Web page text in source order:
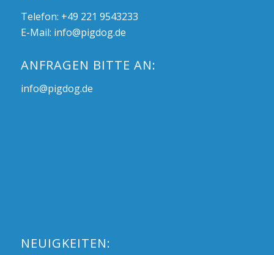
Telefon: +49 221 9543233
E-Mail: info@pigdog.de
ANFRAGEN BITTE AN:
info@pigdog.de
NEUIGKEITEN: